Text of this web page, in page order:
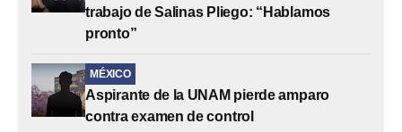
trabajo de Salinas Pliego: “Hablamos
pronto”
MÉXICO
Aspirante de la UNAM pierde amparo
contra examen de control